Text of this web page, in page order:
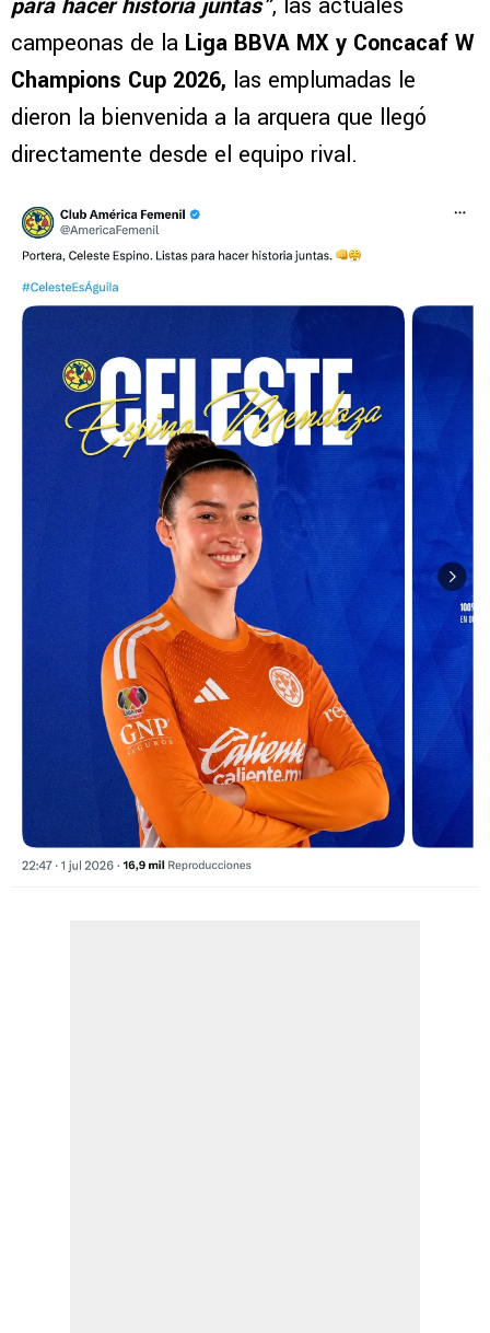
campeonas de la Liga BBVA MX y Concacaf W
Champions Cup 2026, las emplumadas le
dieron la bienvenida a la arquera que llegó
directamente desde el equipo rival.